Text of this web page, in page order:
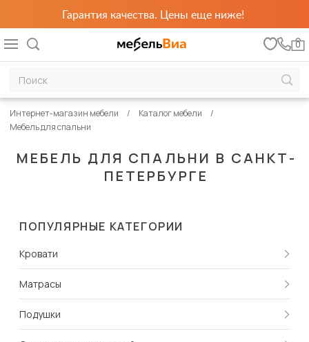
Гарантия качества. Цены еще ниже!
0
МЕБЕЛЬ ДЛЯ СПАЛЬНИ В САНКТ-
ПЕТЕРБУРГЕ
Интернет-магазин мебели
Каталог мебели
Мебель для спальни
ПОПУЛЯРНЫЕ КАТЕГОРИИ
Кровати
Матрасы
Подушки